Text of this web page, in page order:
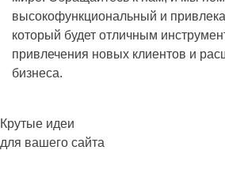
высокофункциональный и
который будет отличным
привлечения новых клиентов и
бизнеса.
Крутые идеи
для вашего сайта